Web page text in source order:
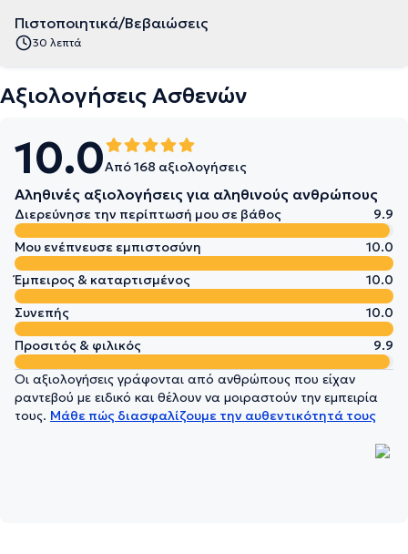
Πιστοποιητικά/Βεβαιώσεις
30 λεπτά
Αξιολογήσεις Ασθενών
10.0Από 168 αξιολογήσεις
Αληθινές αξιολογήσεις για αληθινούς ανθρώπους
Διερεύνησε την περίπτωσή μου σε βάθος
9.9
Μου ενέπνευσε εμπιστοσύνη
10.0
Έμπειρος & καταρτισμένος
10.0
Συνεπής
10.0
Προσιτός & φιλικός
9.9
Οι αξιολογήσεις γράφονται από ανθρώπους που είχαν
ραντεβού με ειδικό και θέλουν να μοιραστούν την εμπειρία
τους. Μάθε πώς διασφαλίζουμε την αυθεντικότητά τους